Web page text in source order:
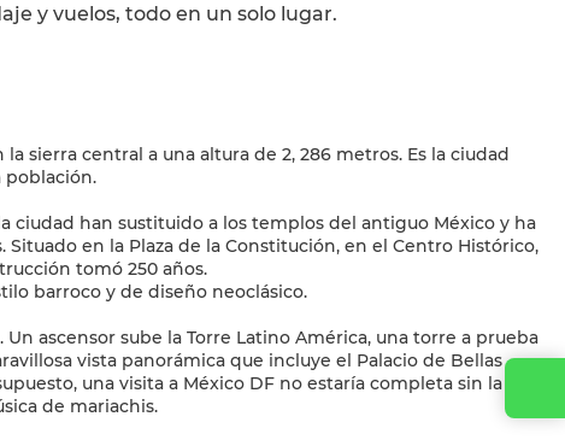
y vuelos, todo en un solo lugar.
sierra central a una altura de 2, 286 metros. Es la ciudad
población.
ciudad han sustituido a los templos del antiguo México y ha
en la Plaza de la Constitución, en el Centro Histórico,
tomó 250 años.
barroco y de diseño neoclásico.
ascensor sube la Torre Latino América, una torre a prueba
vista panorámica que incluye el Palacio de Bellas
una visita a México DF no estaría completa sin la
de mariachis.
Contacta con nosotros